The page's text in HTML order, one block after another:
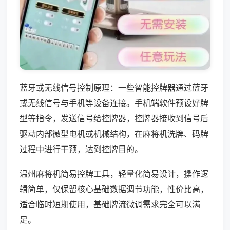
蓝牙或无线信号控制原理：一些智能控牌器通过蓝牙
或无线信号与手机等设备连接。手机端软件预设好牌
型等指令，发送信号给控牌器，控牌器接收到信号后
驱动内部微型电机或机械结构，在麻将机洗牌、码牌
过程中进行干预，达到控牌目的。
温州麻将机简易控牌工具，轻量化简易设计，操作逻
辑简单，仅保留核心基础数据调节功能，性价比高，
适合临时短期使用，基础牌流微调需求完全可以满
足。